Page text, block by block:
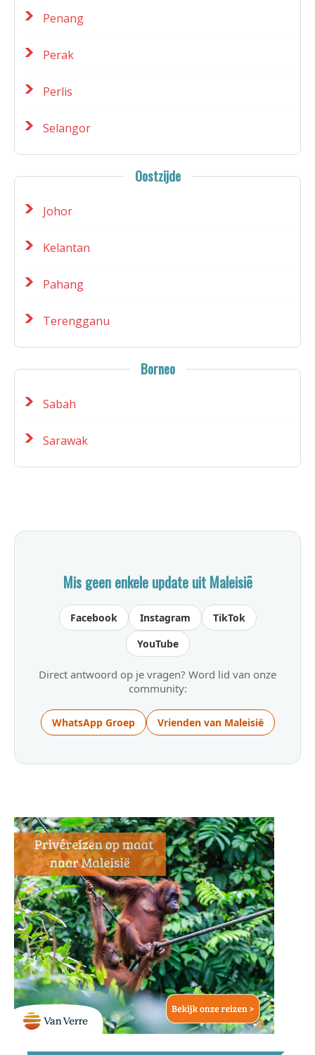
Penang
Perak
Perlis
Selangor
Oostzijde
Johor
Kelantan
Pahang
Terengganu
Borneo
Sabah
Sarawak
Mis geen enkele update uit Maleisië
Facebook Instagram
TikTok
YouTube
Direct antwoord op je vragen? Word lid van onze
community:
WhatsApp Groep Vrienden van Maleisië